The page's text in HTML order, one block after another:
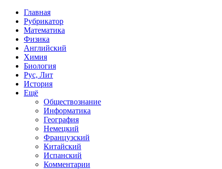
Главная
Рубрикатор
Математика
Физика
Английский
Химия
Биология
Рус, Лит
История
Ещё
Обществознание
Информатика
География
Немецкий
Французский
Китайский
Испанский
Комментарии